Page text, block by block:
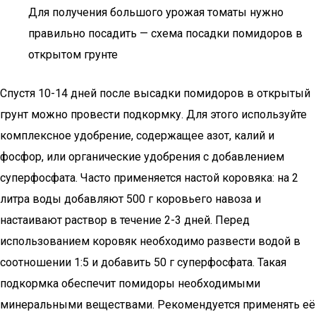
Для получения большого урожая томаты нужно
правильно посадить — схема посадки помидоров в
открытом грунте
Спустя 10-14 дней после высадки помидоров в открытый
грунт можно провести подкормку. Для этого используйте
комплексное удобрение, содержащее азот, калий и
фосфор, или органические удобрения с добавлением
суперфосфата. Часто применяется настой коровяка: на 2
литра воды добавляют 500 г коровьего навоза и
настаивают раствор в течение 2-3 дней. Перед
использованием коровяк необходимо развести водой в
соотношении 1:5 и добавить 50 г суперфосфата. Такая
подкормка обеспечит помидоры необходимыми
минеральными веществами. Рекомендуется применять её